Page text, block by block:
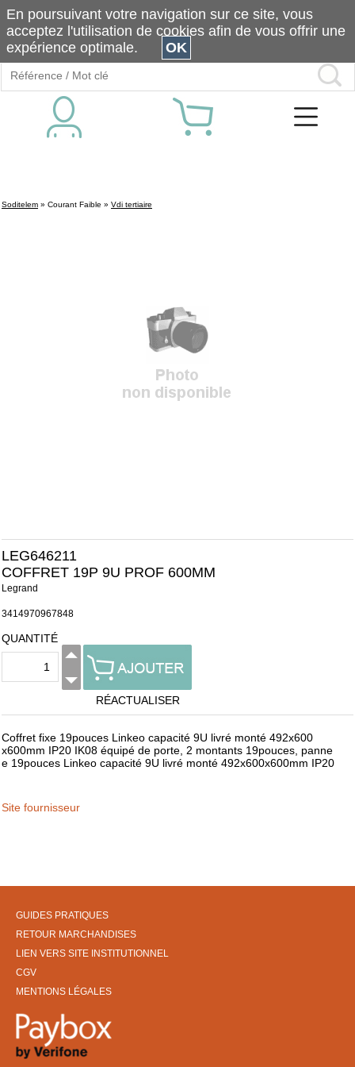
Soditelem » Courant Faible » Vdi tertiaire
LEG646211
COFFRET 19P 9U PROF 600MM
Legrand
3414970967848
QUANTITÉ
RÉACTUALISER
Coffret fixe 19pouces Linkeo capacité 9U livré monté 492x600
x600mm IP20 IK08 équipé de porte, 2 montants 19pouces, panne
e 19pouces Linkeo capacité 9U livré monté 492x600x600mm IP20
Site fournisseur
GUIDES PRATIQUES
RETOUR MARCHANDISES
LIEN VERS SITE INSTITUTIONNEL
CGV
MENTIONS LÉGALES
En poursuivant votre navigation sur ce site, vous
acceptez l'utilisation de cookies afin de vous offrir une
expérience optimale.
OK